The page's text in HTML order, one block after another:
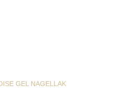
GEL NAGELLAK